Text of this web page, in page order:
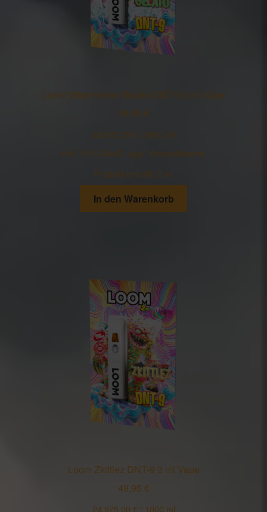
Loom Watermelon Gelato DNT-9 2 ml Vape
49,95 €
24.975,00 € / 1000 ml
inkl. 19 % MwSt. zzgl. Versandkosten
Produkt enthält: 2 ml
In den Warenkorb
Loom Zkittlez DNT-9 2 ml Vape
49,95 €
24.975,00 € / 1000 ml